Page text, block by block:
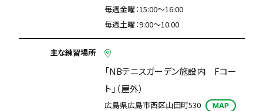
毎週金曜：15:00～16:00
毎週土曜：9:00～10:00
主な練習場所
「NBテニスガーデン施設内 Fコー
ト」（屋外）
広島県広島市西区山田町530 MAP